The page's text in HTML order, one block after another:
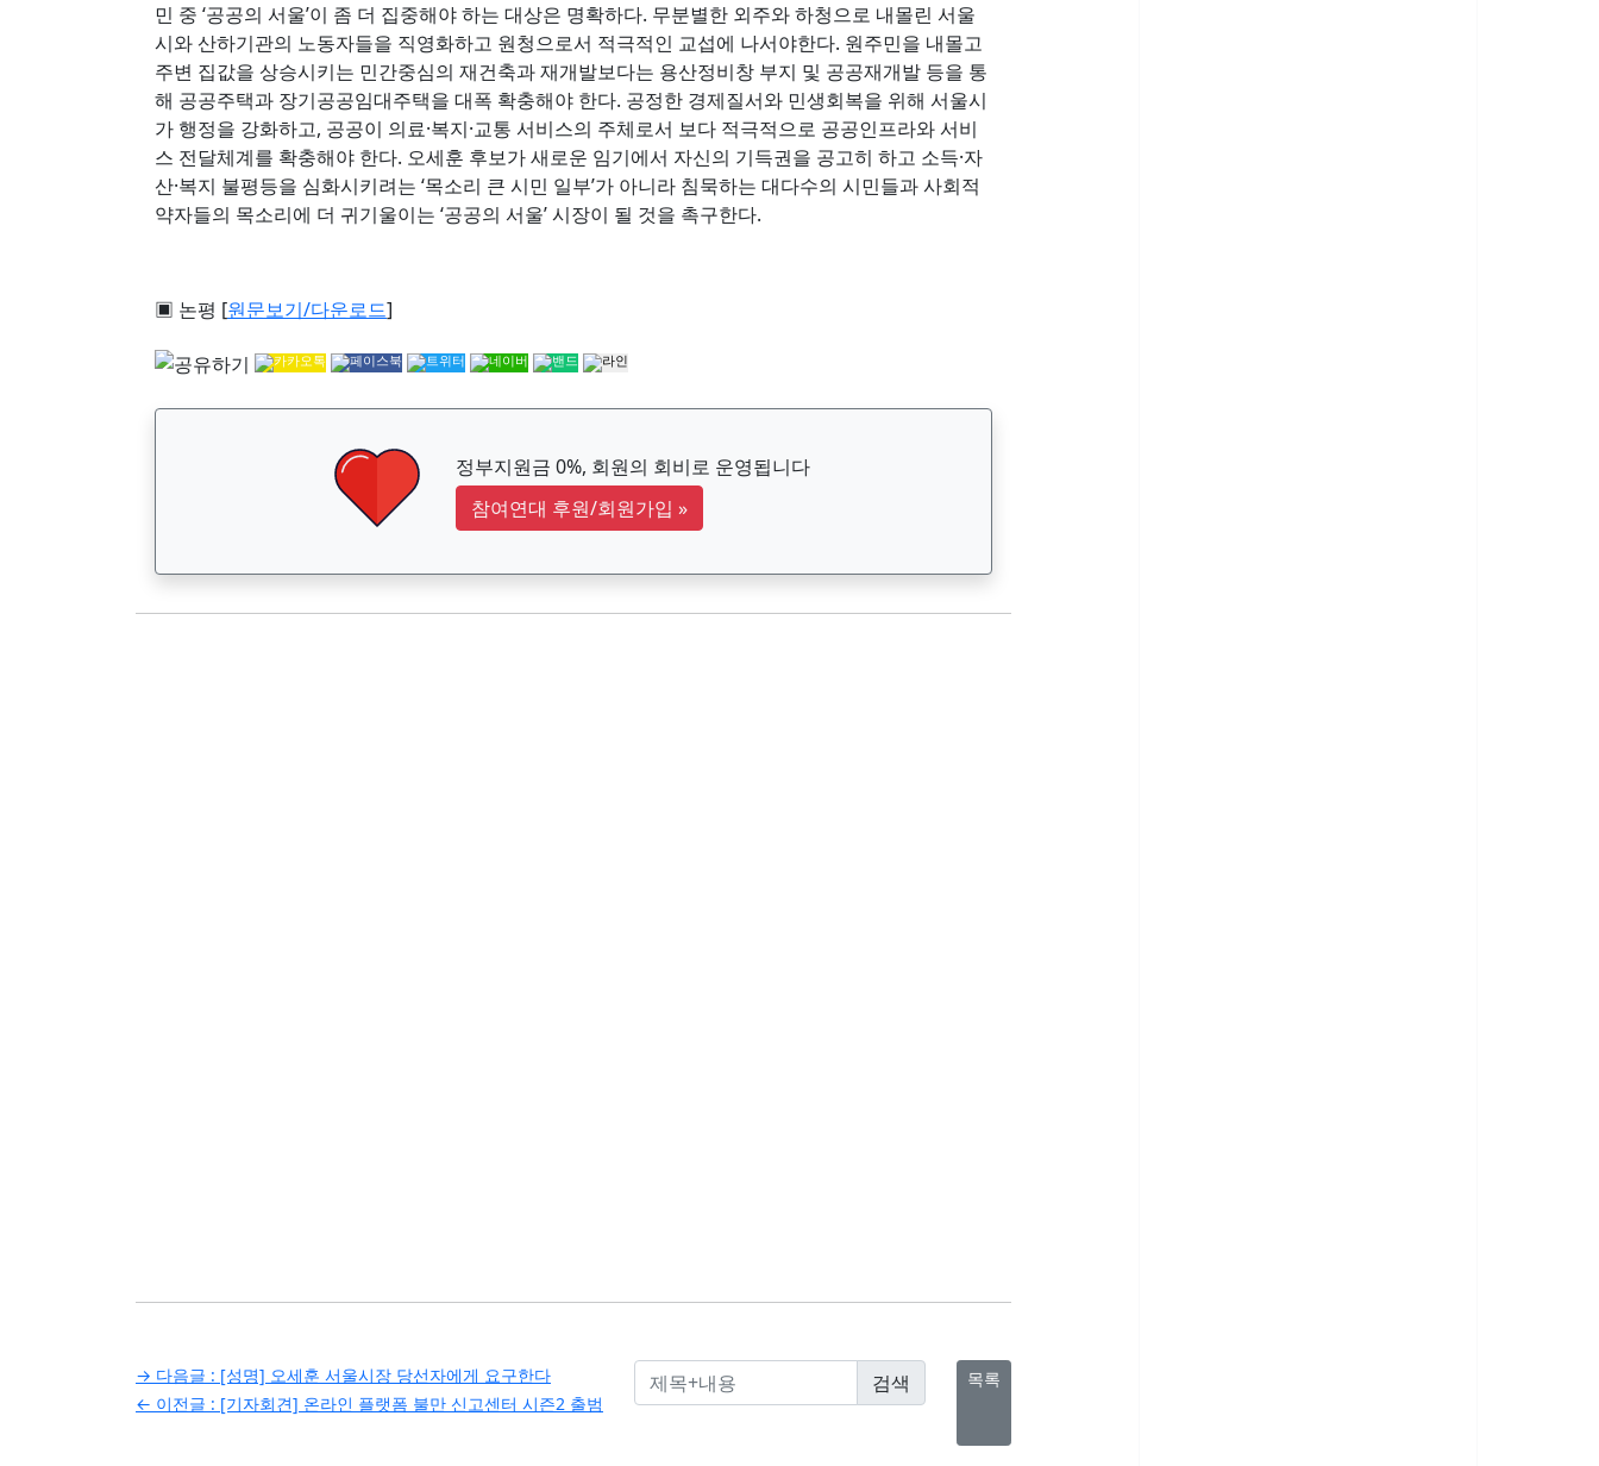
민 중 ‘공공의 서울’이 좀 더 집중해야 하는 대상은 명확하다. 무분별한 외주와 하청으로 내몰린 서울
시와 산하기관의 노동자들을 직영화하고 원청으로서 적극적인 교섭에 나서야한다. 원주민을 내몰고
주변 집값을 상승시키는 민간중심의 재건축과 재개발보다는 용산정비창 부지 및 공공재개발 등을 통
해 공공주택과 장기공공임대주택을 대폭 확충해야 한다. 공정한 경제질서와 민생회복을 위해 서울시
가 행정을 강화하고, 공공이 의료·복지·교통 서비스의 주체로서 보다 적극적으로 공공인프라와 서비
스 전달체계를 확충해야 한다. 오세훈 후보가 새로운 임기에서 자신의 기득권을 공고히 하고 소득·자
산·복지 불평등을 심화시키려는 ‘목소리 큰 시민 일부’가 아니라 침묵하는 대다수의 시민들과 사회적
약자들의 목소리에 더 귀기울이는 ‘공공의 서울’ 시장이 될 것을 촉구한다.
▣ 논평 [원문보기/다운로드]
정부지원금 0%, 회원의 회비로 운영됩니다
참여연대 후원/회원가입 »
글
탐
→ 다음글 : [성명] 오세훈 서울시장 당선자에게 요구한다
← 이전글 : [기자회견] 온라인 플랫폼 불만 신고센터 시즌2 출범
목록